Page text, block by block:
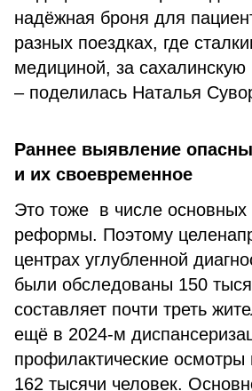
надёжная броня для
разных поездках, где
медициной, за сахалинскую
– поделилась Наталья
Раннее выявление
и их своевременное
Это тоже в числе основных
реформы. Поэтому
центрах углубленной
были обследованы 150
составляет почти треть
ещё в 2024-м
профилактические
162 тысячи человек.